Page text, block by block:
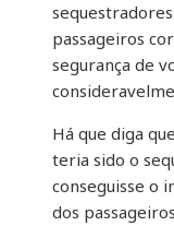
passageiros
segurança de
Há que diga
teria sido o
conseguisse o
dos